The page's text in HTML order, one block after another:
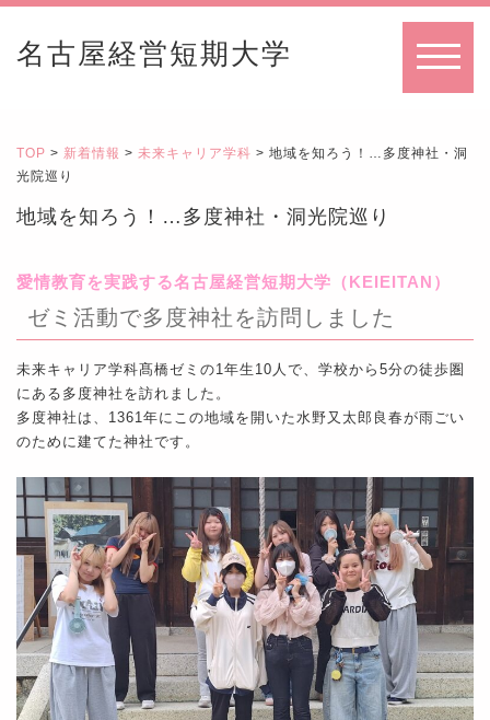
名古屋経営短期大学
TOP > 新着情報 > 未来キャリア学科 > 地域を知ろう！…多度神社・洞
光院巡り
地域を知ろう！…多度神社・洞光院巡り
愛情教育を実践する名古屋経営短期大学（KEIEITAN）
ゼミ活動で多度神社を訪問しました
未来キャリア学科髙橋ゼミの1年生10人で、学校から5分の徒歩圏
にある多度神社を訪れました。
多度神社は、1361年にこの地域を開いた水野又太郎良春が雨ごい
のために建てた神社です。